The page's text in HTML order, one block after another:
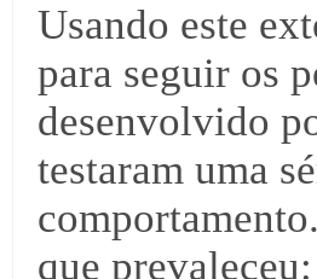
Usando este
para seguir os
desenvolvido
testaram uma
que